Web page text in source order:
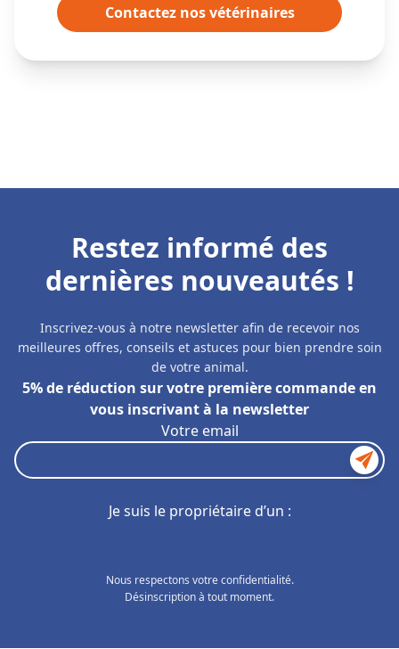
Contactez nos vétérinaires
Restez informé des
dernières nouveautés !
Inscrivez-vous à notre newsletter afin de recevoir nos
meilleures offres, conseils et astuces pour bien prendre soin
de votre animal.
5% de réduction sur votre première commande en
vous inscrivant à la newsletter
Votre email
Je suis le propriétaire d’un :
Nous respectons votre confidentialité.
Désinscription à tout moment.